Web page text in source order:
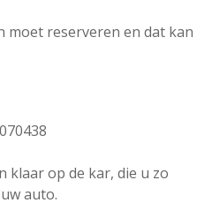
moet reserveren en dat kan
klaar op de kar, die u zo
auto.